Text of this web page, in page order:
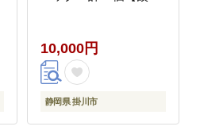
道・沖縄県・四国・九
州】
10,000円
静岡県 掛川市